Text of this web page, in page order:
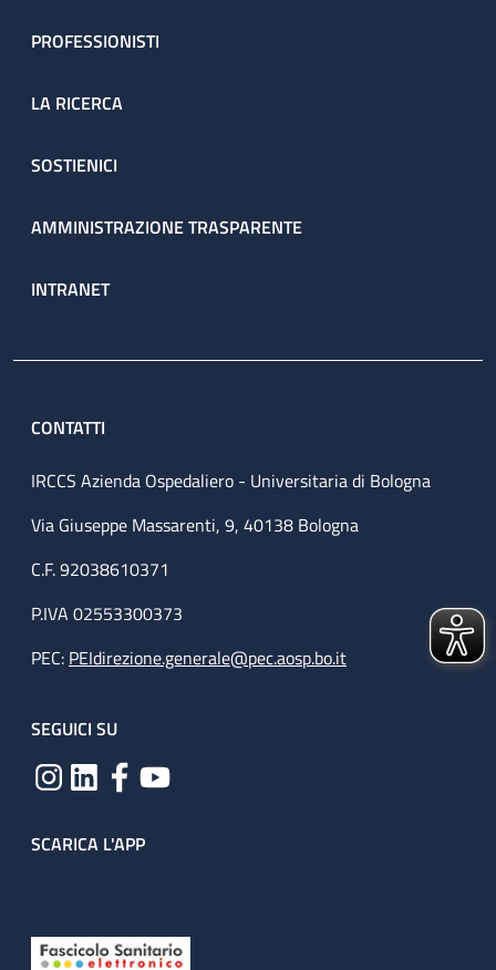
PROFESSIONISTI
LA RICERCA
SOSTIENICI
AMMINISTRAZIONE TRASPARENTE
INTRANET
CONTATTI
IRCCS Azienda Ospedaliero - Universitaria di Bologna
Via Giuseppe Massarenti, 9, 40138 Bologna
C.F. 92038610371
P.IVA 02553300373
PEC: PEIdirezione.generale@pec.aosp.bo.it
SEGUICI SU
SCARICA L'APP